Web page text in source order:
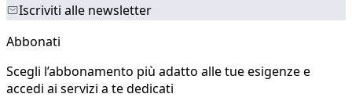
Iscriviti alle newsletter
Abbonati
Scegli l’abbonamento più adatto alle tue esigenze e
accedi ai servizi a te dedicati